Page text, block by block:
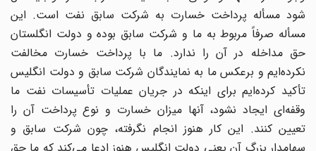
شود مسأله پرداخت خسارت به شرکت سابق نفت است. این
مسأله صرفاً مربوط به ما و شرکت سابق بوده و دولت انگلستان
حق مداخله در آن را ندارد. ما با پرداخت خسارت مخالفت
نکرده‌ایم و برعکس ما به نمایندگان شرکت سابق و دولت انگلیس
تأکید کرده‌ایم برای اینکه در جریان عملیات تأسیسات نفت ما
وقفه‌ای ایجاد نشود، آنها میزان خسارت و نوع پرداخت آن را
تعیین کنند. این کار هنوز انجام نگرفته، چون شرکت سابق و